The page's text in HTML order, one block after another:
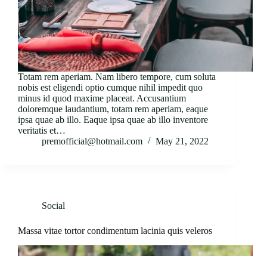
Totam rem aperiam. Nam libero tempore, cum soluta
nobis est eligendi optio cumque nihil impedit quo
minus id quod maxime placeat. Accusantium
doloremque laudantium, totam rem aperiam, eaque
ipsa quae ab illo. Eaque ipsa quae ab illo inventore
veritatis et…
premofficial@hotmail.com
May 21, 2022
Social
Massa vitae tortor condimentum lacinia quis veleros